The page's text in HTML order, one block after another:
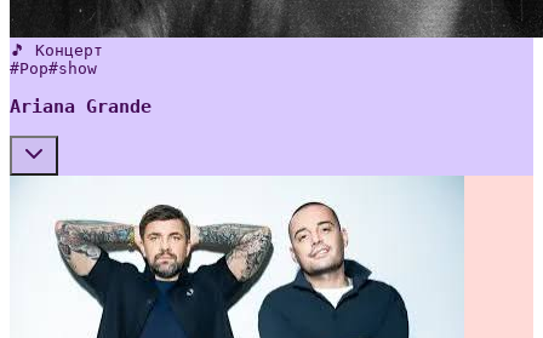
🎵 Концерт
#Pop#show
Ariana Grande